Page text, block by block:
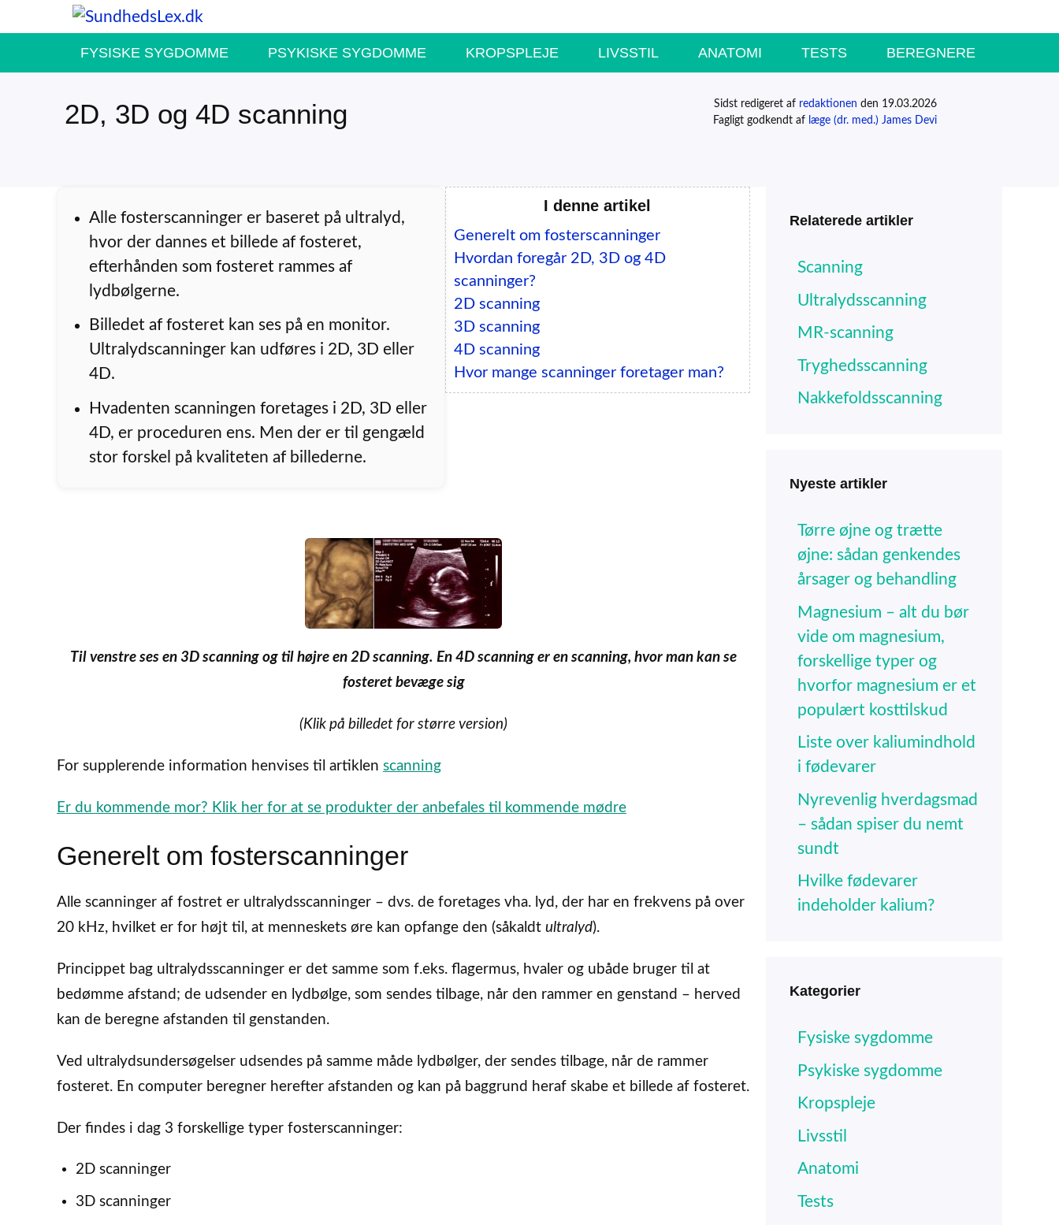
til
FYSISKE SYGDOMME PSYKISKE SYGDOMME KROPSPLEJE LIVSSTIL ANATOMI TESTS BEREGNERE
2D, 3D og 4D scanning Sidst redigeret af redaktionen den 19.03.2026
Fagligt godkendt af læge (dr. med.) James Devi
Alle fosterscanninger er baseret på ultralyd,
hvor der dannes et billede af fosteret,
efterhånden som fosteret rammes af
lydbølgerne.
Billedet af fosteret kan ses på en monitor.
Ultralydscanninger kan udføres i 2D, 3D eller
4D.
Hvadenten scanningen foretages i 2D, 3D eller
4D, er proceduren ens. Men der er til gengæld
stor forskel på kvaliteten af billederne.
I denne artikel
Generelt om fosterscanninger
Hvordan foregår 2D, 3D og 4D
scanninger?
2D scanning
3D scanning
4D scanning
Hvor mange scanninger foretager man?
Til venstre ses en 3D scanning og til højre en 2D scanning. En 4D scanning er en scanning, hvor man kan se
fosteret bevæge sig
(Klik på billedet for større version)
For supplerende information henvises til artiklen scanning
Er du kommende mor? Klik her for at se produkter der anbefales til kommende mødre
Generelt om fosterscanninger
Alle scanninger af fostret er ultralydsscanninger – dvs. de foretages vha. lyd, der har en frekvens på over
20 kHz, hvilket er for højt til, at menneskets øre kan opfange den (såkaldt ultralyd).
Princippet bag ultralydsscanninger er det samme som f.eks. flagermus, hvaler og ubåde bruger til at
bedømme afstand; de udsender en lydbølge, som sendes tilbage, når den rammer en genstand – herved
kan de beregne afstanden til genstanden.
Ved ultralydsundersøgelser udsendes på samme måde lydbølger, der sendes tilbage, når de rammer
fosteret. En computer beregner herefter afstanden og kan på baggrund heraf skabe et billede af fosteret.
Der findes i dag 3 forskellige typer fosterscanninger:
2D scanninger
3D scanninger
Relaterede artikler
Scanning
Ultralydsscanning
MR-scanning
Tryghedsscanning
Nakkefoldsscanning
Nyeste artikler
Tørre øjne og trætte
øjne: sådan genkendes
årsager og behandling
Magnesium – alt du bør
vide om magnesium,
forskellige typer og
hvorfor magnesium er et
populært kosttilskud
Liste over kaliumindhold
i fødevarer
Nyrevenlig hverdagsmad
– sådan spiser du nemt
sundt
Hvilke fødevarer
indeholder kalium?
Kategorier
Fysiske sygdomme
Psykiske sygdomme
Kropspleje
Livsstil
Anatomi
Tests